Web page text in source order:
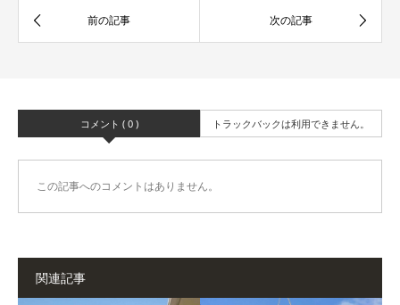
コメント ( 0 ) トラックバックは利用できません。
この記事へのコメントはありません。
関連記事